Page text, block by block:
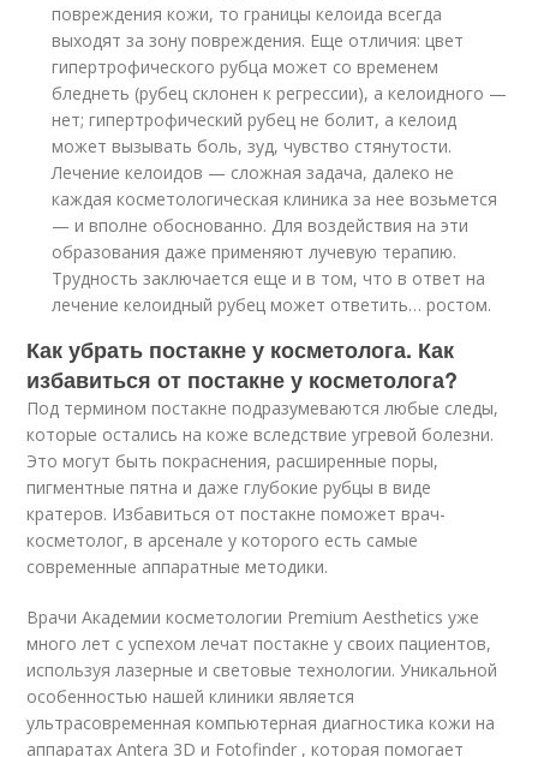
повреждения кожи, то границы келоида всегда
выходят за зону повреждения. Еще отличия: цвет
гипертрофического рубца может со временем
бледнеть (рубец склонен к регрессии), а келоидного —
нет; гипертрофический рубец не болит, а келоид
может вызывать боль, зуд, чувство стянутости.
Лечение келоидов — сложная задача, далеко не
каждая косметологическая клиника за нее возьмется
— и вполне обоснованно. Для воздействия на эти
образования даже применяют лучевую терапию.
Трудность заключается еще и в том, что в ответ на
лечение келоидный рубец может ответить… ростом.
Как убрать постакне у косметолога. Как
избавиться от постакне у косметолога?
Под термином постакне подразумеваются любые следы,
которые остались на коже вследствие угревой болезни.
Это могут быть покраснения, расширенные поры,
пигментные пятна и даже глубокие рубцы в виде
кратеров. Избавиться от постакне поможет врач-
косметолог, в арсенале у которого есть самые
современные аппаратные методики.
Врачи Академии косметологии Premium Aesthetics уже
много лет с успехом лечат постакне у своих пациентов,
используя лазерные и световые технологии. Уникальной
особенностью нашей клиники является
ультрасовременная компьютерная диагностика кожи на
аппаратах Antera 3D и Fotofinder , которая помогает